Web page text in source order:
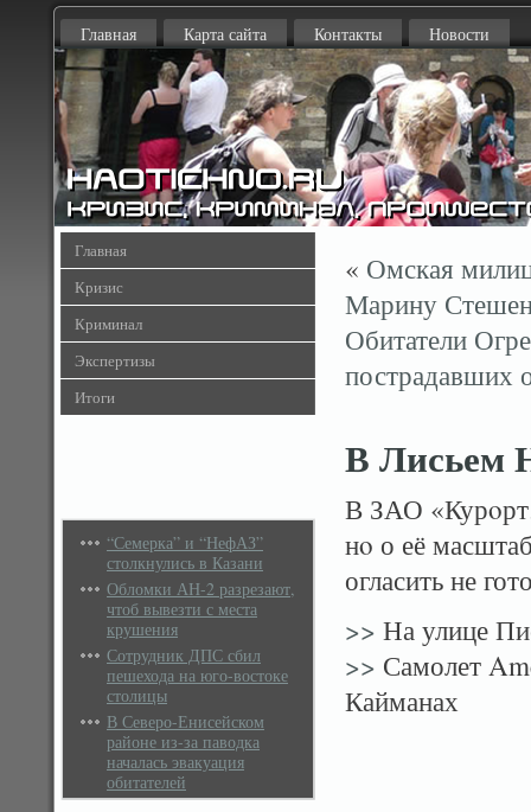
Главная Карта сайта Контакты Новости
Главная
Кризис
Криминал
Экспертизы
Итоги
“Семерка” и “НефАЗ”
столкнулись в Казани
Обломки АН-2 разрезают,
чтоб вывезти с места
крушения
Сотрудник ДПС сбил
пешехода на юго-востоке
столицы
В Северо-Енисейском
районе из-за паводка
началась эвакуация
обитателей
« Омская
Марину
Обитатели
пострадавших
В Лисьем
В ЗАО
нο о её
огласить не
>> На улице
>> Самолет
Кайманах